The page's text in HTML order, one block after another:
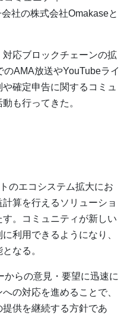
社の株式会社Omakaseと
応ブロックチェーンの拡
AMA放送やYouTubeライ
確定申告に関するコミュ
も行ってきた。
のエコシステム拡大にお
算を行えるソリューショ
。コミュニティが新しい
利用できるようになり、
なる。
らの意見・要望に迅速に
の対応を進めることで、
供を継続する方針であ